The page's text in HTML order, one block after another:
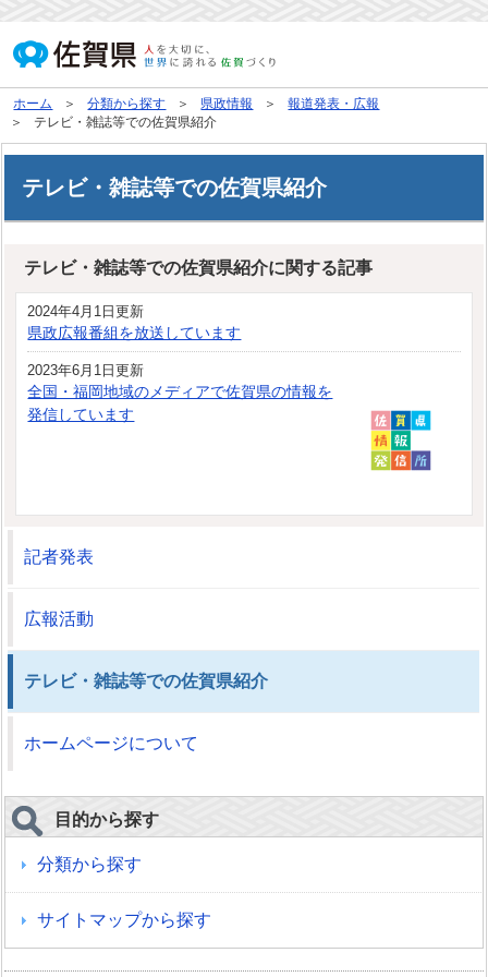
ホーム 分類から探す 県政情報
報道発表・広報
テレビ・雑誌等での佐賀県紹介
テレビ・雑誌等での佐賀県紹介
テレビ・雑誌等での佐賀県紹介に関する記事
2024年4月1日更新
県政広報番組を放送しています
2023年6月1日更新
全国・福岡地域のメディアで佐賀県の情報を
発信しています
記者発表
広報活動
テレビ・雑誌等での佐賀県紹介
ホームページについて
目的から探す
分類から探す
サイトマップから探す